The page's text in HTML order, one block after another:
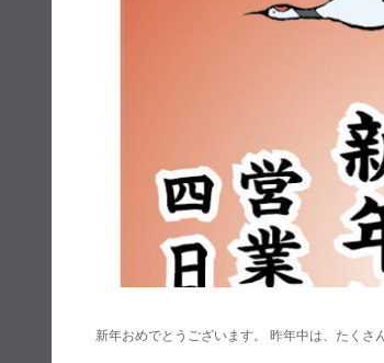
新年おめでとうございます。 昨年中は、たく